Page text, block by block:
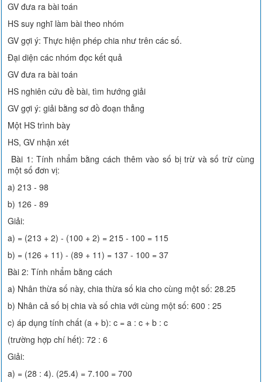
GV đưa ra bài toán
HS suy nghĩ làm bài theo nhóm
GV gợi ý: Thực hiện phép chia như trên các số.
Đại diện các nhóm đọc kết quả
GV đưa ra bài toán
HS nghiên cứu đề bài, tìm hướng giải
GV gợi ý: giải bằng sơ đồ đoạn thẳng
Một HS trình bày
HS, GV nhận xét
Bài 1: Tính nhẩm bằng cách thêm vào số bị trừ và số trừ cùng
một số đơn vị:
a) 213 - 98
b) 126 - 89
Giải:
a) = (213 + 2) - (100 + 2) = 215 - 100 = 115
b) = (126 + 11) - (89 + 11) = 137 - 100 = 37
Bài 2: Tính nhẩm bằng cách
a) Nhân thừa số này, chia thừa số kia cho cùng một số: 28.25
b) Nhân cả số bị chia và số chia với cùng một số: 600 : 25
c) áp dụng tính chất (a + b): c = a : c + b : c
(trường hợp chí hết): 72 : 6
Giải:
a) = (28 : 4). (25.4) = 7.100 = 700